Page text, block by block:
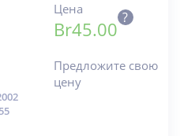
Цена
Br45.00
?
Предложите свою
цену